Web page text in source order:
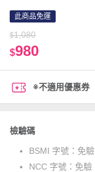
此商品免運
$1,080
$980
※不適用優惠券
檢驗碼
BSMI 字號： 免驗
NCC 字號： 免驗